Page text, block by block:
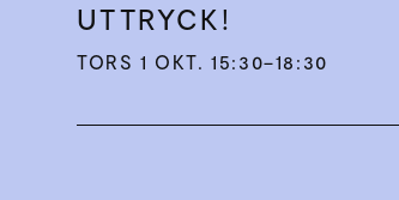
UTTRYCK!
TORS 1 OKT. 15:30–18:30